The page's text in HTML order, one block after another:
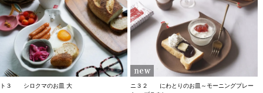
ト３ シロクマのお皿 大
ニ３２ にわとりのお皿～モーニングプレー